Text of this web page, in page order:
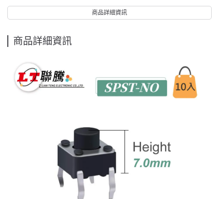
商品詳細資訊
商品詳細資訊